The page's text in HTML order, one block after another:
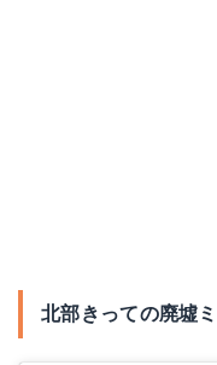
北部きっての廃墟